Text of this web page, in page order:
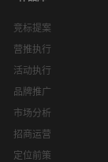
竞标提案
营推执行
活动执行
品牌推广
市场分析
招商运营
定位前策